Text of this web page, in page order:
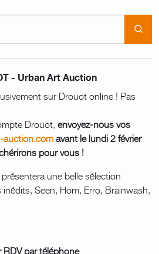
- Urban Art Auction
sur Drouot online ! Pas
Drouot, envoyez-nous vos
auction.comavant le lundi 2 février
pour vous !
une belle sélection
Seen, Hom, Erro, Brainwash,
par téléphone